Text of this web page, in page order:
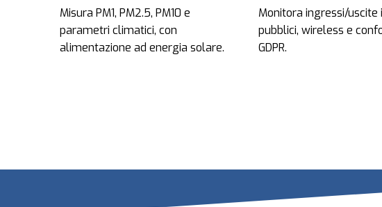
Misura PM1, PM2.5, PM10 e
parametri climatici, con
alimentazione ad energia solare.
Monitora ingressi/uscite
pubblici, wireless e
GDPR.